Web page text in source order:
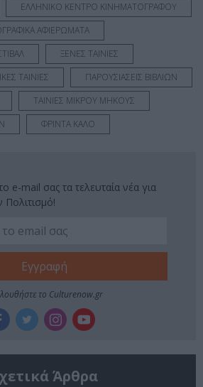
ΕΛΛΗΝΙΚΟ ΚΕΝΤΡΟ ΚΙΝΗΜΑΤΟΓΡΑΦΟΥ
ΑΦΙΕΡΩΜΑΤΑ
ΞΕΝΕΣ ΤΑΙΝΙΕΣ
ΤΑΙΝΙΕΣ
ΠΑΡΟΥΣΙΑΣΕΙΣ ΒΙΒΛΙΩΝ
ΤΑΙΝΙΕΣ ΜΙΚΡΟΥ ΜΗΚΟΥΣ
ΦΡΙΝΤΑ ΚΑΛΟ
e-mail σας τα τελευταία νέα για
Πολιτισμό!
το Culturenow.gr
Άρθρα